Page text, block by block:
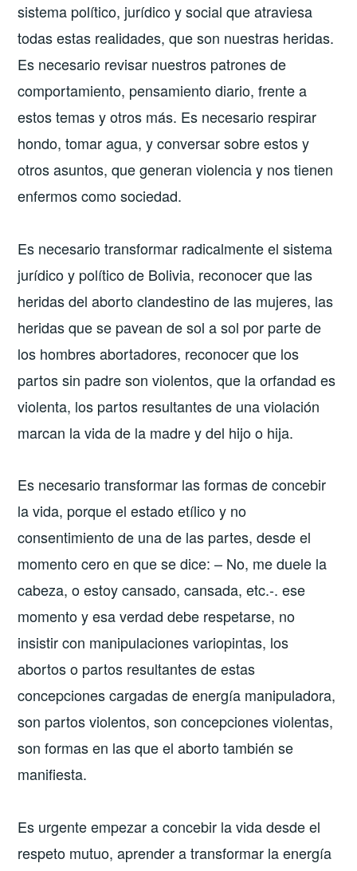
sistema político, jurídico y social que atraviesa
todas estas realidades, que son nuestras heridas.
Es necesario revisar nuestros patrones de
comportamiento, pensamiento diario, frente a
estos temas y otros más. Es necesario respirar
hondo, tomar agua, y conversar sobre estos y
otros asuntos, que generan violencia y nos tienen
enfermos como sociedad.
Es necesario transformar radicalmente el sistema
jurídico y político de Bolivia, reconocer que las
heridas del aborto clandestino de las mujeres, las
heridas que se pavean de sol a sol por parte de
los hombres abortadores, reconocer que los
partos sin padre son violentos, que la orfandad es
violenta, los partos resultantes de una violación
marcan la vida de la madre y del hijo o hija.
Es necesario transformar las formas de concebir
la vida, porque el estado etílico y no
consentimiento de una de las partes, desde el
momento cero en que se dice: – No, me duele la
cabeza, o estoy cansado, cansada, etc.-. ese
momento y esa verdad debe respetarse, no
insistir con manipulaciones variopintas, los
abortos o partos resultantes de estas
concepciones cargadas de energía manipuladora,
son partos violentos, son concepciones violentas,
son formas en las que el aborto también se
manifiesta.
Es urgente empezar a concebir la vida desde el
respeto mutuo, aprender a transformar la energía